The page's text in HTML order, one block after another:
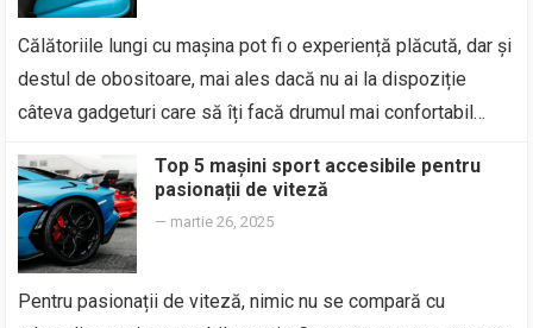
Călătoriile lungi cu mașina pot fi o experiență plăcută, dar și
destul de obositoare, mai ales dacă nu ai la dispoziție
câteva gadgeturi care să îți facă drumul mai confortabil…
Top 5 mașini sport accesibile pentru
pasionații de viteză
— martie 26, 2025
Pentru pasionații de viteză, nimic nu se compară cu